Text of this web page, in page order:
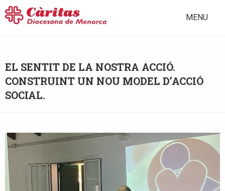
MENU
EL SENTIT DE LA NOSTRA ACCIÓ.
CONSTRUINT UN NOU MODEL D’ACCIÓ
SOCIAL.